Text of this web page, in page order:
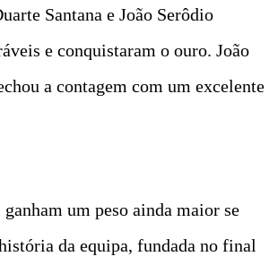
Santana e João Serôdio
e conquistaram o ouro. João
a contagem com um excelente
ganham um peso ainda maior se
da equipa, fundada no final